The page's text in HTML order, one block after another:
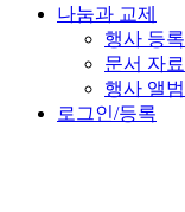
나눔과 교제
행사 등록
문서 자료
행사 앨범
로그인/등록